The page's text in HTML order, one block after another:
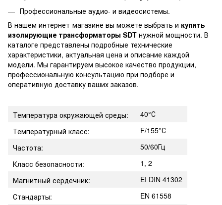
Профессиональные аудио- и видеосистемы.
В нашем интернет-магазине вы можете выбрать и купить
изолирующие трансформаторы SDT нужной мощности. В
каталоге представлены подробные технические
характеристики, актуальная цена и описание каждой
модели. Мы гарантируем высокое качество продукции,
профессиональную консультацию при подборе и
оперативную доставку ваших заказов.
Температура окружающей среды:
40°С
Температурный класс:
F/155°С
Частота:
50/60Гц
Класс безопасности:
1, 2
Магнитный сердечник:
EI DIN 41302
Стандарты:
EN 61558